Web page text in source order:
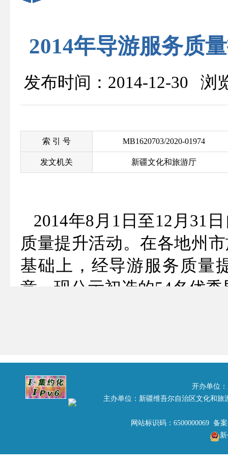
2014年导游服务质
发布时间：2014-12-30 浏
索 引 号 MB1620703/2020-01974
发文机关 新疆文化和旅游厅
2014年8月1日至12月31
质量提升活动。在各地州
基础上，经导游服务质量
意，现公示初选的54名优秀
联系人：云新军 电话：
附件：《2014年导游服务
开办单位
主办单位：新疆维吾尔自治区文化和
网站标识码：6500000069 备